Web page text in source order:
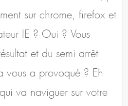
sur chrome, firefox et
IE ? Oui ? Vous
et du semi arrêt
vous a provoqué ? Eh
va naviguer sur votre